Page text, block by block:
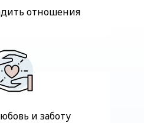
отношения
и заботу